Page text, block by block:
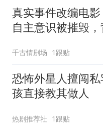
真实事件改编电
自主意识被摧毁，
千古情剧场 1跟贴
恐怖外星人擅闯
孩直接教其做人
热剧推荐社 1跟贴